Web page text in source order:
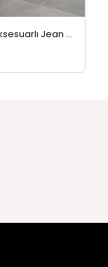
Kadın Yüksek Bel Kemer Aksesuarlı Jean Kot Pantolon Buzmavisi